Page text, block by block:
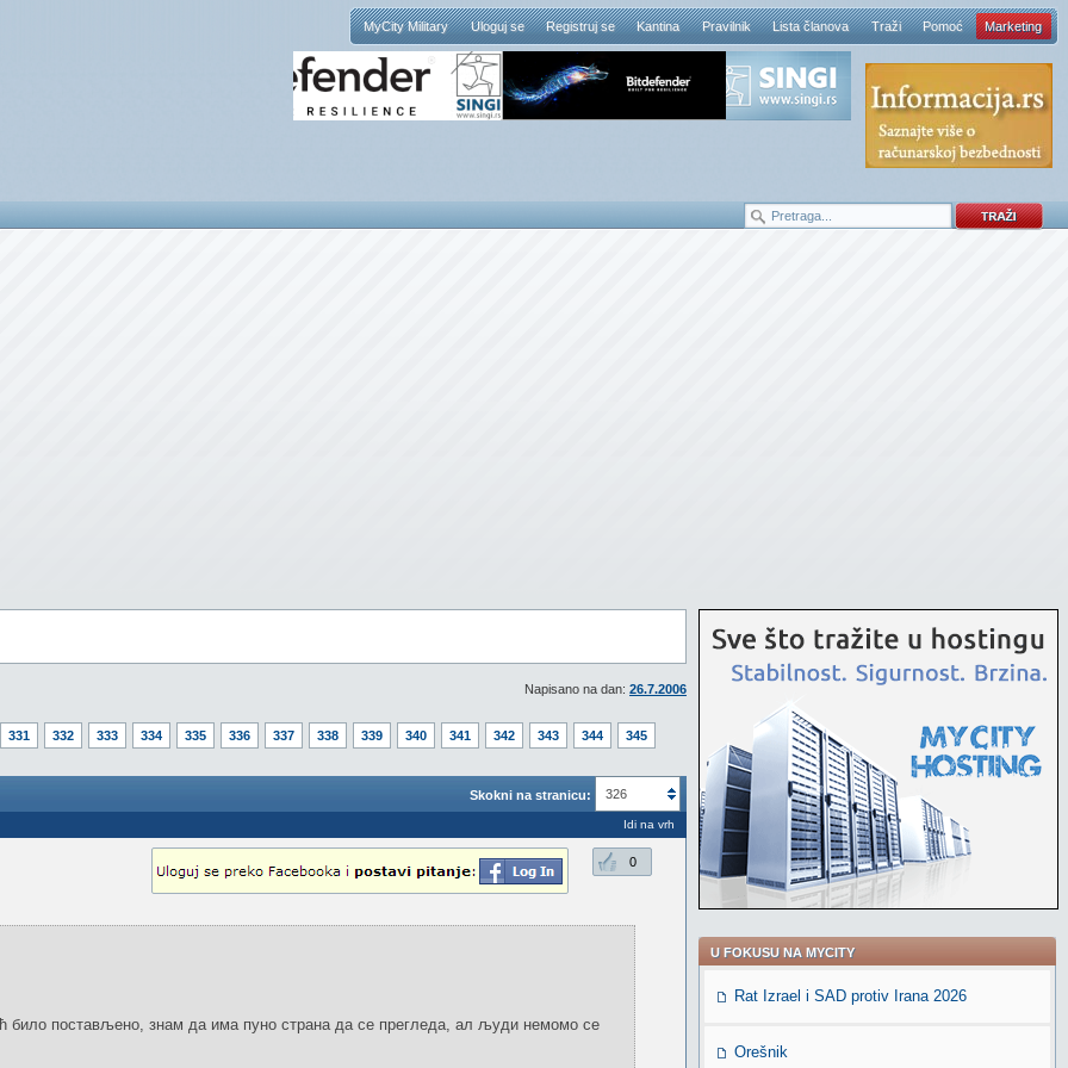
MyCity Military Uloguj se Registruj se Kantina Pravilnik Lista članova Traži Pomoć Marketing
Napisano na dan: 26.7.2006
331 332 333 334 335 336 337 338 339 340 341 342 343 344
345
Skokni na stranicu: 326
Idi na vrh
0
било постављено, знам да има пуно страна да се прегледа, ал људи немомо се
U FOKUSU NA MYCITY
Rat Izrael i SAD protiv Irana 2026
Orešnik